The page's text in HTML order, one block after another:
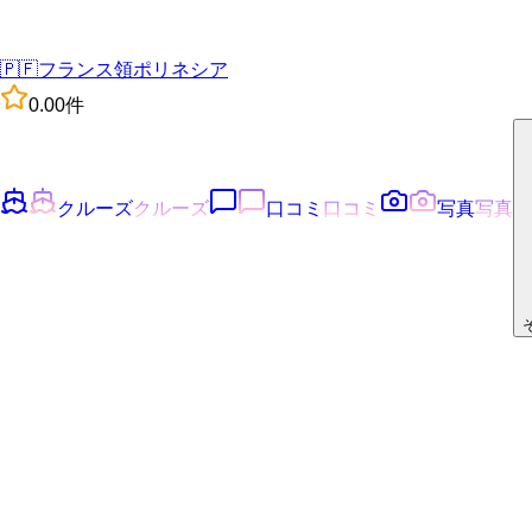
🇵🇫フランス領ポリネシア
0.00件
クルーズクルーズ 口コミ 口コミ 写真写真